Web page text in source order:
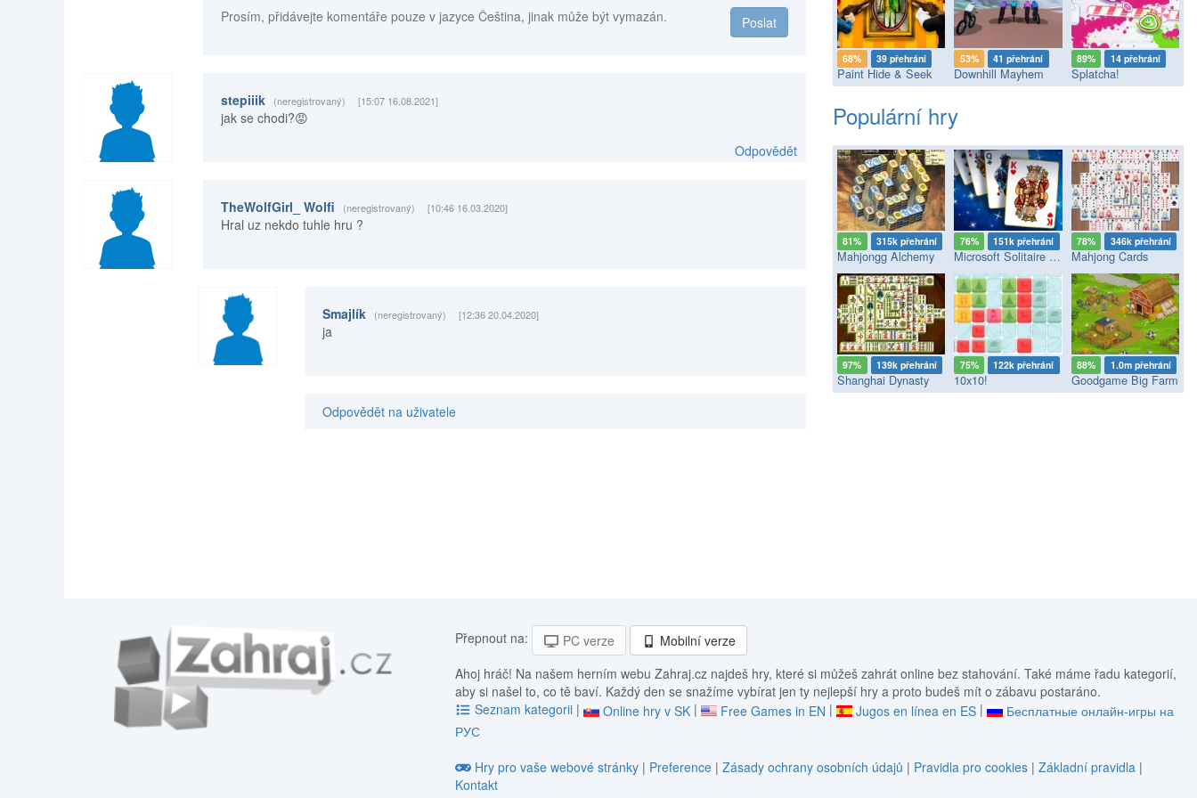
Poslat
Prosím, přidávejte komentáře pouze v jazyce Čeština, jinak může být vymazán.
stepiiik (neregistrovaný) [15:07 16.08.2021]
jak se chodi?😡
Odpovědět
TheWolfGirl_ Wolfi (neregistrovaný) [10:46 16.03.2020]
Hral uz nekdo tuhle hru ?
Smajlík (neregistrovaný) [12:36 20.04.2020]
ja
Odpovědět na uživatele
68% 39 přehrání
Paint Hide & Seek
53% 41 přehrání
Downhill Mayhem
89% 14 přehrání
Splatcha!
Populární hry
81% 315k přehrání
Mahjongg Alchemy
76% 151k přehrání
Microsoft Solitaire Collection
78% 346k přehrání
Mahjong Cards
97% 139k přehrání
Shanghai Dynasty
75% 122k přehrání
10x10!
88% 1.0m přehrání
Goodgame Big Farm
Přepnout na: PC verze
Mobilní verze
Ahoj hráč! Na našem herním webu Zahraj.cz najdeš hry, které si můžeš zahrát online bez stahování. Také máme řadu kategorií,
aby si našel to, co tě baví. Každý den se snažíme vybírat jen ty nejlepší hry a proto budeš mít o zábavu postaráno.
Seznam kategorii | Online hry v SK | Free Games in EN | Jugos en línea en ES |
Бесплатные онлайн-игры на
РУС
Hry pro vaše webové stránky | Preference | Zásady ochrany osobních údajů | Pravidla pro cookies| Základní pravidla|
Kontakt